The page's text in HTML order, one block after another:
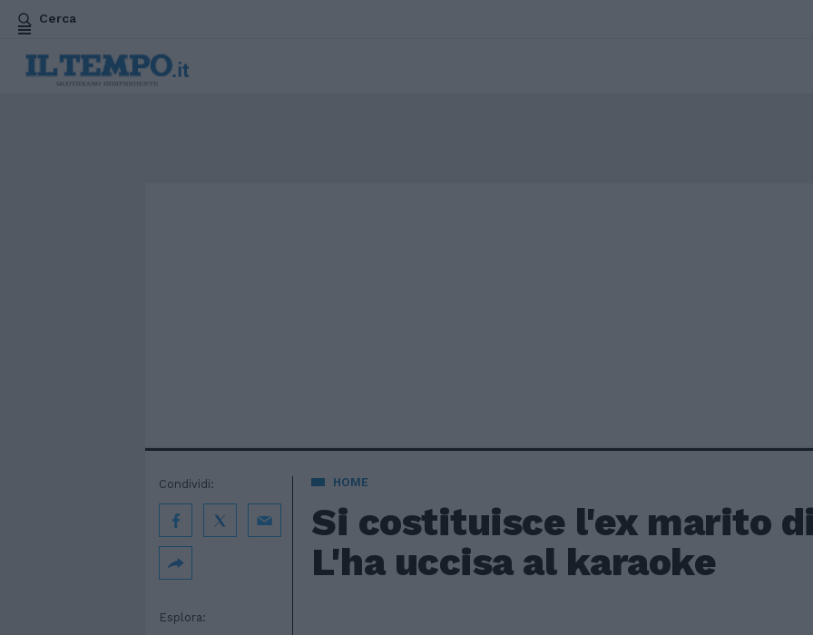
Cerca
HOME
Si costituisce l'ex marito
L'ha uccisa al karaoke
Esplora:
Condividi: